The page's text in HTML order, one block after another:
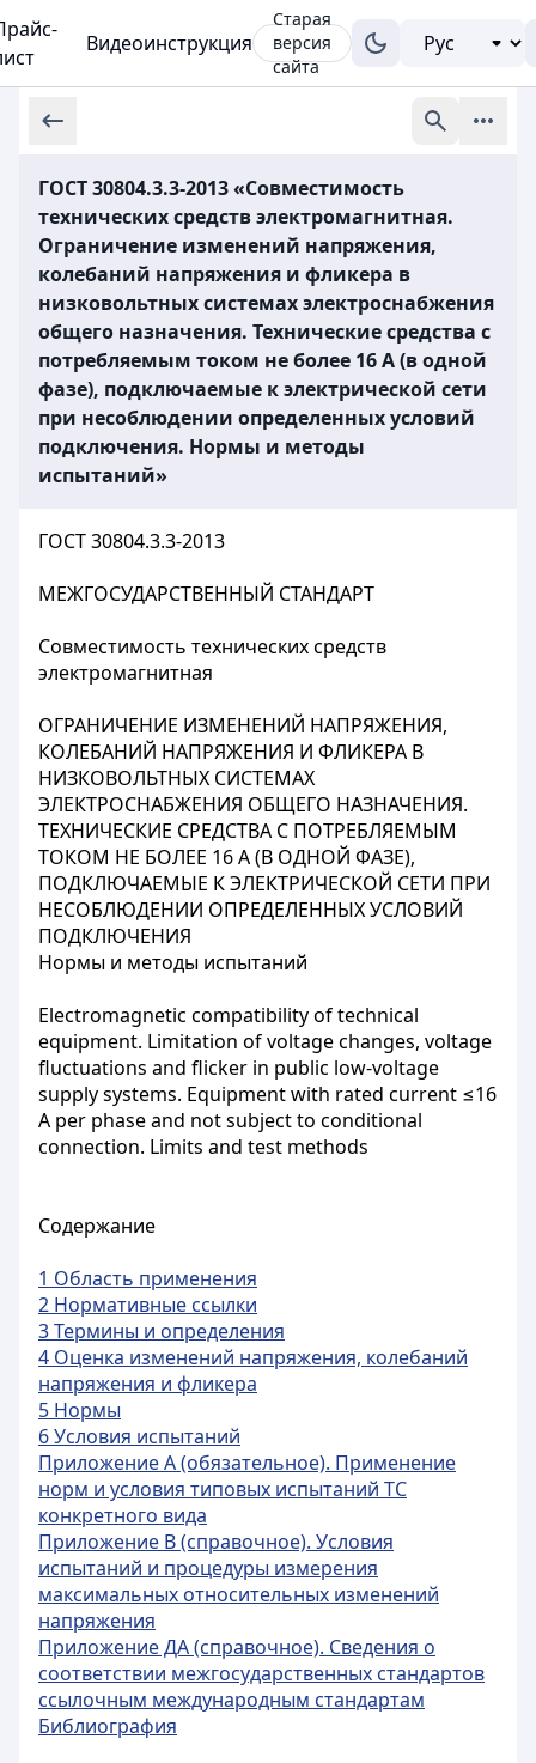
Видеоинструкция
Старая
версия
сайта
ГОСТ 30804.3.3-2013 «Совместимость
технических средств электромагнитная.
Ограничение изменений напряжения,
колебаний напряжения и фликера в
низковольтных системах электроснабжения
общего назначения. Технические средства с
потребляемым током не более 16 А (в одной
фазе), подключаемые к электрической сети
при несоблюдении определенных условий
подключения. Нормы и методы
испытаний»
ГОСТ 30804.3.3-2013
МЕЖГОСУДАРСТВЕННЫЙ СТАНДАРТ
Совместимость технических средств
электромагнитная
ОГРАНИЧЕНИЕ ИЗМЕНЕНИЙ НАПРЯЖЕНИЯ,
КОЛЕБАНИЙ НАПРЯЖЕНИЯ И ФЛИКЕРА В
НИЗКОВОЛЬТНЫХ СИСТЕМАХ
ЭЛЕКТРОСНАБЖЕНИЯ ОБЩЕГО НАЗНАЧЕНИЯ.
ТЕХНИЧЕСКИЕ СРЕДСТВА С ПОТРЕБЛЯЕМЫМ
ТОКОМ НЕ БОЛЕЕ 16 А (В ОДНОЙ ФАЗЕ),
ПОДКЛЮЧАЕМЫЕ К ЭЛЕКТРИЧЕСКОЙ СЕТИ ПРИ
НЕСОБЛЮДЕНИИ ОПРЕДЕЛЕННЫХ УСЛОВИЙ
ПОДКЛЮЧЕНИЯ
Нормы и методы испытаний
Еlectromagnetic compatibility of technical
equipment. Limitation of voltage changes, voltage
fluctuations and flicker in public low-voltage
supply systems. Equipment with rated current ≤16
A per phase and not subject to conditional
connection. Limits and test methods
Содержание
1 Область применения
2 Нормативные ссылки
3 Термины и определения
4 Оценка изменений напряжения, колебаний
напряжения и фликера
5 Нормы
6 Условия испытаний
Приложение А (обязательное). Применение
норм и условия типовых испытаний ТС
конкретного вида
Приложение В (справочное). Условия
испытаний и процедуры измерения
максимальных относительных изменений
напряжения
Приложение ДА (справочное). Сведения о
соответствии межгосударственных стандартов
ссылочным международным стандартам
Библиография